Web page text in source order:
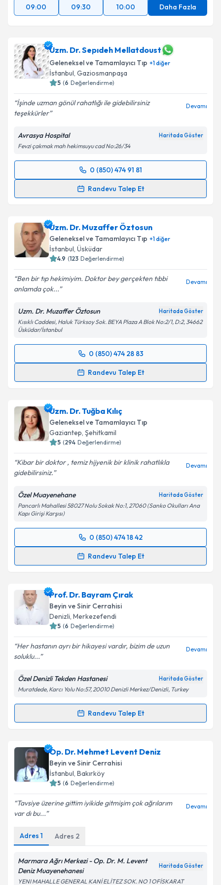
09:00 09:30 10:00 Daha Fazla
Uzm. Dr. Sepıdeh Mellatdoust
Geleneksel ve Tamamlayıcı Tıp +1diğer
İstanbul, Gaziosmanpaşa
5 (6 Değerlendirme)
İşinde uzman gönül rahatlığı ile gidebilirsiniz
teşekkürler
Devamı
Avrasya Hospital Haritada Göster
Fevzi çakmak mah hekimsuyu cad No:26/34
0 (850) 474 91 81
Randevu Talep Et
Randevu Takvimi Talebi
için bir takvim hazırlandığında e-posta ile
bilgilendireceğiz.
E-posta Adresiniz
Kişisel verilerimin işlenmesine ilişkin
Metni'ni okudum ve kişisel verilerimin belirtilen
kapsamda işlenmesini kabul ediyorum.
Takvim Talebini Gönder
Uzm. Dr. Muzaffer Öztosun
Geleneksel ve Tamamlayıcı Tıp +1diğer
İstanbul, Üsküdar
4.9 (123 Değerlendirme)
Ben bir tıp hekimiyim. Doktor bey gerçekten tıbbi
anlamda çok...
Devamı
Uzm. Dr. Muzaffer Öztosun Haritada Göster
Kısıklı Caddesi, Haluk Türksoy Sok. BEYA Plaza A Blok No:2/1, D:2, 34662
Üsküdar/İstanbul
0 (850) 474 28 83
Randevu Talep Et
Randevu Takvimi Talebi
için bir takvim hazırlandığında e-posta ile
bilgilendireceğiz.
E-posta Adresiniz
Metni'ni okudum ve kişisel verilerimin belirtilen
kapsamda işlenmesini kabul ediyorum.
Takvim Talebini Gönder
Uzm. Dr. Tuğba Kılıç
Geleneksel ve Tamamlayıcı Tıp
Gaziantep, Şehitkamil
5 (294 Değerlendirme)
Kibar bir doktor , temiz hijyenik bir klinik rahatlıkla
gidebilirsiniz.
Devamı
Özel Muayenehane Haritada Göster
Pancarlı Mahallesi 58027 Nolu Sokak No:1, 27060 (Sanko Okulları Ana
Kapı Girişi Karşısı)
0 (850) 474 18 42
Randevu Talep Et
Randevu Takvimi Talebi
takvim hazırlandığında e-posta ile bilgilendireceğiz.
E-posta Adresiniz
kapsamda işlenmesini kabul ediyorum.
Takvim Talebini Gönder
Prof. Dr. Bayram Çırak
Beyin ve Sinir Cerrahisi
Denizli, Merkezefendi
5 (6 Değerlendirme)
Her hastanın ayrı bir hikayesi vardır, bizim de uzun
soluklu...
Devamı
Özel Denizli Tekden Hastanesi Haritada Göster
Muratdede, Karcı Yolu No:57, 20010 Denizli Merkez/Denizli, Turkey
Randevu Talep Et
Randevu Takvimi Talebi
Prof. Dr. Bayram Çırakiçin randevu takvimi talebi
oluşturun. Size bu uzmandan randevu almanız için bir
takvim hazırlandığında e-posta ile bilgilendireceğiz.
Kişisel verilerimin işlenmesine ilişkin
Metni'ni okudum ve kişisel verilerimin belirtilen
kapsamda işlenmesini kabul ediyorum.
Op. Dr. Mehmet Levent Deniz
Beyin ve Sinir Cerrahisi
İstanbul, Bakırköy
5 (6 Değerlendirme)
Tavsiye üzerine gittim iyikide gitmişim çok ağrılarım
var dı bu...
Devamı
Adres 1 Adres 2
Marmara Ağrı Merkezi - Op. Dr. M. Levent
Deniz Muayenehanesi
Haritada Göster
YENI MAHALLE GENERAL KANİ ELİTEZ SOK. NO 1 OFİSKARAT